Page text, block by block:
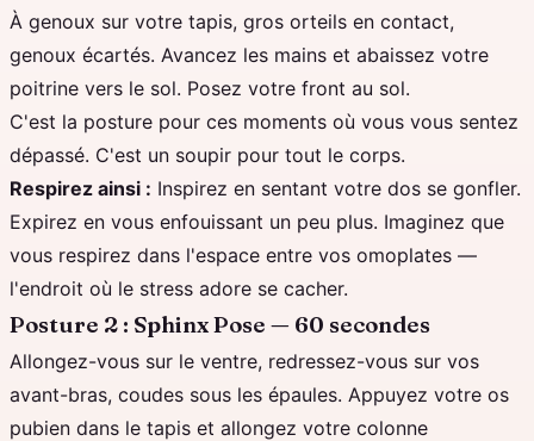
À genoux sur votre tapis, gros orteils en contact,
genoux écartés. Avancez les mains et abaissez votre
poitrine vers le sol. Posez votre front au sol.
C'est la posture pour ces moments où vous vous sentez
dépassé. C'est un soupir pour tout le corps.
Respirez ainsi : Inspirez en sentant votre dos se gonfler.
Expirez en vous enfouissant un peu plus. Imaginez que
vous respirez dans l'espace entre vos omoplates —
l'endroit où le stress adore se cacher.
Posture 2 : Sphinx Pose — 60 secondes
Allongez-vous sur le ventre, redressez-vous sur vos
avant-bras, coudes sous les épaules. Appuyez votre os
pubien dans le tapis et allongez votre colonne